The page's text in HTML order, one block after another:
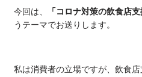
今回は、 「コロナ対策の飲食店
うテーマでお送りします。
私は消費者の立場ですが、飲食